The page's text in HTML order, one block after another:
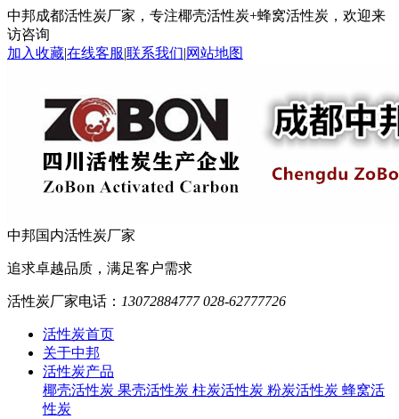
中邦成都活性炭厂家，专注椰壳活性炭+蜂窝活性炭，欢迎来
访咨询
加入收藏|在线客服|联系我们|网站地图
中邦国内活性炭厂家
追求卓越品质，满足客户需求
活性炭厂家电话： 13072884777 028-62777726
活性炭首页
关于中邦
活性炭产品
椰壳活性炭 果壳活性炭 柱炭活性炭 粉炭活性炭 蜂窝活
性炭